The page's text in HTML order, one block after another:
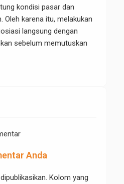
kondisi pasar dan
Oleh karena itu, melakukan
langsung dengan
sebelum memutuskan
Anda
Kolom yang